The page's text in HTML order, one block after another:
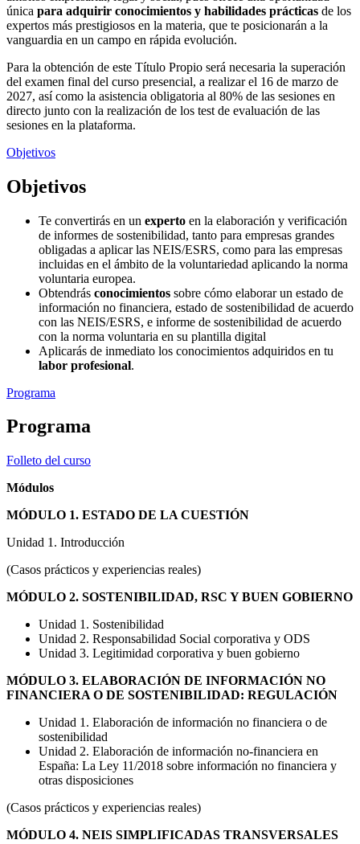
única para adquirir conocimientos y habilidades prácticas de los
expertos más prestigiosos en la materia, que te posicionarán a la
vanguardia en un campo en rápida evolución.
Para la obtención de este Título Propio será necesaria la superación
del examen final del curso presencial, a realizar el 16 de marzo de
2027, así como la asistencia obligatoria al 80% de las sesiones en
directo junto con la realización de los test de evaluación de las
sesiones en la plataforma.
Objetivos
Objetivos
Te convertirás en un experto en la elaboración y verificación
de informes de sostenibilidad, tanto para empresas grandes
obligadas a aplicar las NEIS/ESRS, como para las empresas
incluidas en el ámbito de la voluntariedad aplicando la norma
voluntaria europea.
Obtendrás conocimientos sobre cómo elaborar un estado de
información no financiera, estado de sostenibilidad de acuerdo
con las NEIS/ESRS, e informe de sostenibilidad de acuerdo
con la norma voluntaria en su plantilla digital
Aplicarás de inmediato los conocimientos adquiridos en tu
labor profesional.
Programa
Programa
Folleto del curso
Módulos
MÓDULO 1. ESTADO DE LA CUESTIÓN
Unidad 1. Introducción
(Casos prácticos y experiencias reales)
MÓDULO 2. SOSTENIBILIDAD, RSC Y BUEN GOBIERNO
Unidad 1. Sostenibilidad
Unidad 2. Responsabilidad Social corporativa y ODS
Unidad 3. Legitimidad corporativa y buen gobierno
MÓDULO 3. ELABORACIÓN DE INFORMACIÓN NO
FINANCIERA O DE SOSTENIBILIDAD: REGULACIÓN
Unidad 1. Elaboración de información no financiera o de
sostenibilidad
Unidad 2. Elaboración de información no-financiera en
España: La Ley 11/2018 sobre información no financiera y
otras disposiciones
(Casos prácticos y experiencias reales)
MÓDULO 4. NEIS SIMPLIFICADAS TRANSVERSALES